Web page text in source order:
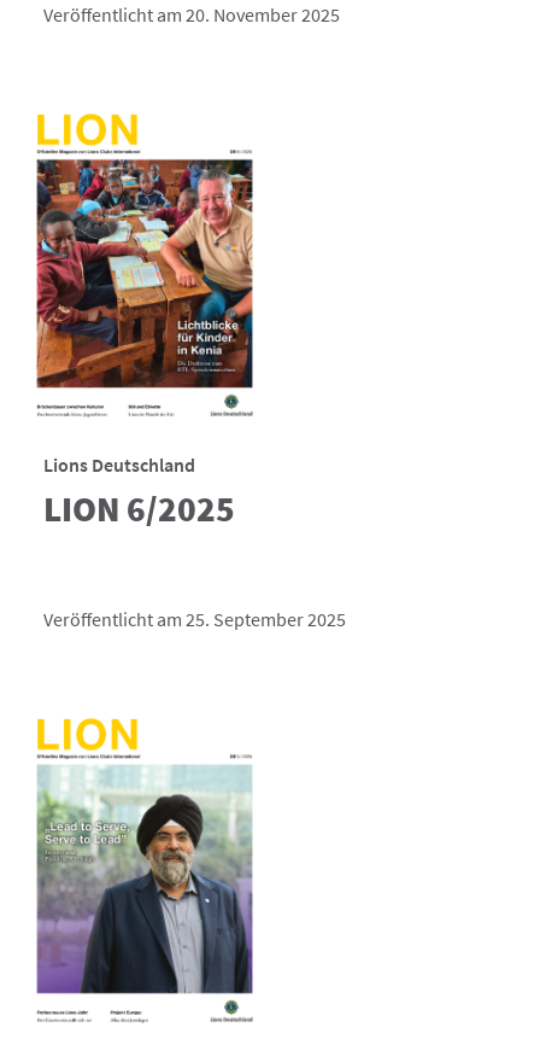
Veröffentlicht am 20. November 2025
Lions Deutschland
LION 6/2025
Veröffentlicht am 25. September 2025